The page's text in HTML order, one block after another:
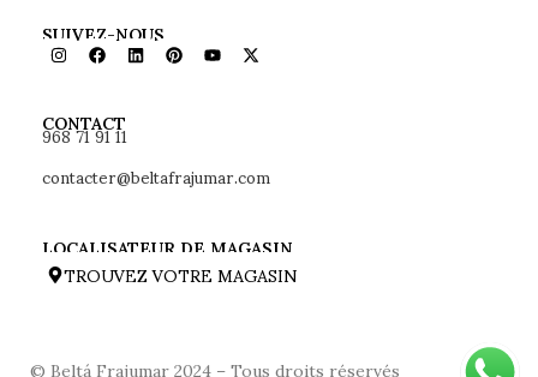
SUIVEZ-NOUS
CONTACT
968 71 91 11
contacter@beltafrajumar.com
LOCALISATEUR DE MAGASIN
TROUVEZ VOTRE MAGASIN
© Beltá Frajumar 2024 – Tous droits réservés